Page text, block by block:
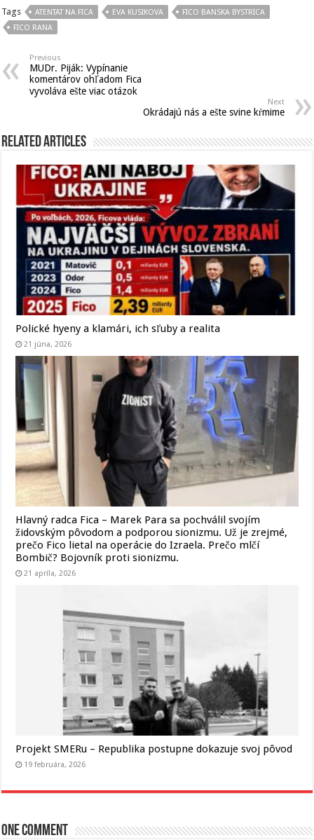
Tags ATENTAT NA FICA EVA KUSIKOVA
FICO BANSKA BYSTRICA
FICO RANA
Previous
MUDr. Piják: Vypínanie
komentárov ohľadom Fica
vyvoláva ešte viac otázok
Next
Okrádajú nás a ešte svine kŕmime
Related Articles
Polické hyeny a klamári, ich sľuby a realita
21 júna, 2026
Hlavný radca Fica – Marek Para sa pochválil svojím
židovským pôvodom a podporou sionizmu. Už je zrejmé,
prečo Fico lietal na operácie do Izraela. Prečo mlčí
Bombič? Bojovník proti sionizmu.
21 apríla, 2026
Projekt SMERu – Republika postupne dokazuje svoj pôvod
19 februára, 2026
One comment